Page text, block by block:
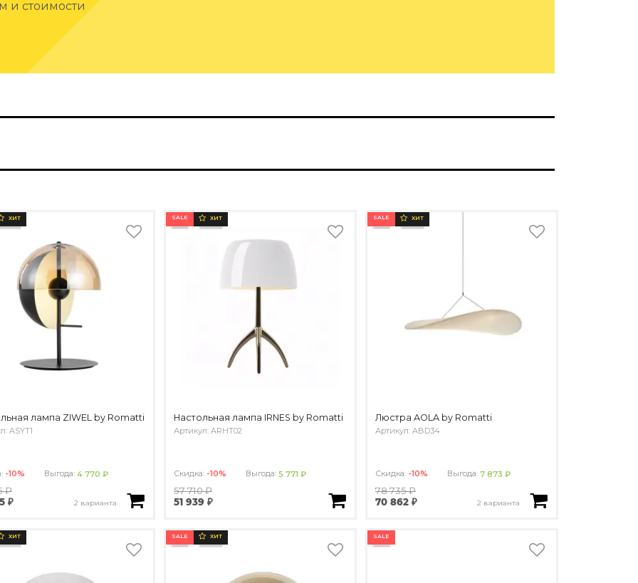
и стоимости
ХИТ
лампа ZIWEL by Romatti
ASYT1
-10% Выгода:4 770 ₽
₽
₽
2 варианта
SALE ХИТ
Настольная лампа IRNES by Romatti
Артикул: ARHT02
Скидка: -10% Выгода:5 771 ₽
57 710 ₽
51 939 ₽
SALE ХИТ
Люстра AOLA by Romatti
Артикул: ABD34
Скидка: -10% Выгода:7 873 ₽
78 735 ₽
70 862 ₽
2 варианта
ХИТ SALE ХИТ SALE